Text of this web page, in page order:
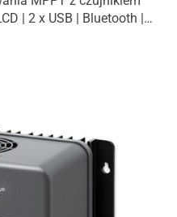
| 2 x USB | Bluetooth |